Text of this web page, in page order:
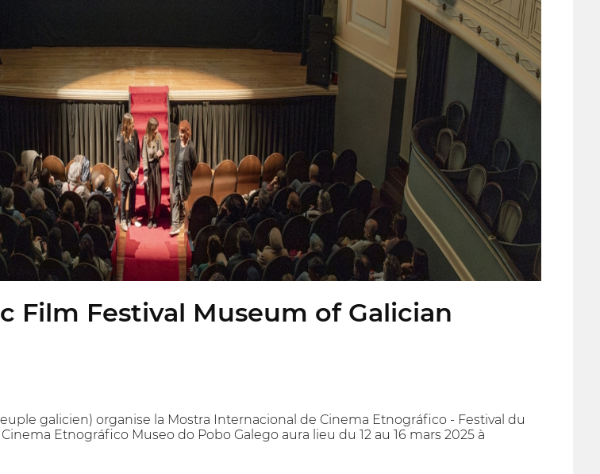
Film Festival Museum of Galician
galicien) organise la Mostra Internacional de Cinema Etnográfico - Festival du
Etnográfico Museo do Pobo Galego aura lieu du 12 au 16 mars 2025 à